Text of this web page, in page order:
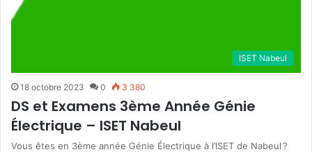
ISET Nabeul
18 octobre 2023 0 3 380
DS et Examens 3ème Année Génie
Électrique – ISET Nabeul
Vous êtes en 3ème année Génie Électrique à l’ISET de Nabeul ?